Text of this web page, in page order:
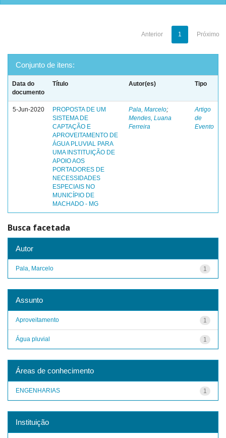
Anterior 1 Próximo
Conjunto de itens:
Data do
documento
Título Autor(es) Tipo
5-Jun-2020
PROPOSTA DE UM
SISTEMA DE
CAPTAÇÃO E
APROVEITAMENTO DE
ÁGUA PLUVIAL PARA
UMA INSTITUIÇÃO DE
APOIO AOS
PORTADORES DE
NECESSIDADES
ESPECIAIS NO
MUNICÍPIO DE
MACHADO - MG
Pala, Marcelo;
Mendes, Luana
Ferreira
Artigo
de
Evento
Busca facetada
Autor
1
Pala, Marcelo
Assunto
1
Aproveitamento
1
Água pluvial
Áreas de conhecimento
1
ENGENHARIAS
Instituição